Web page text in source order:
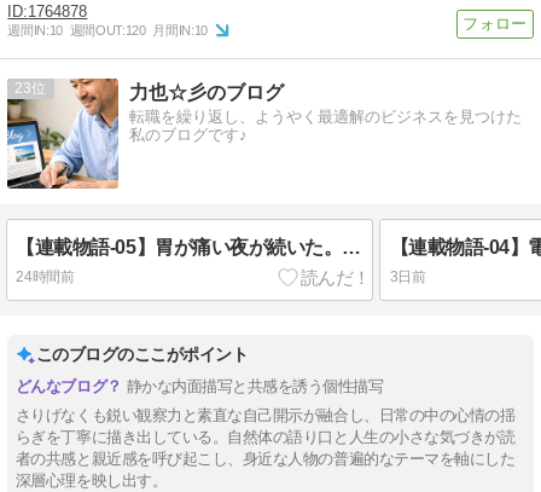
1764878
週間IN:10 週間OUT:120 月間IN:10
23 力也☆彡のブログ
転職を繰り返し、ようやく最適解のビジネスを見つけた
私のブログです♪
【連載物語-05】胃が痛い夜が続いた。でも、家族がいたから辞められなかった
24時間前 3日前
このブログのここがポイント
静かな内面描写と共感を誘う個性描写
さりげなくも鋭い観察力と素直な自己開示が融合し、日常の中の心情の揺
らぎを丁寧に描き出している。自然体の語り口と人生の小さな気づきが読
者の共感と親近感を呼び起こし、身近な人物の普遍的なテーマを軸にした
深層心理を映し出す。